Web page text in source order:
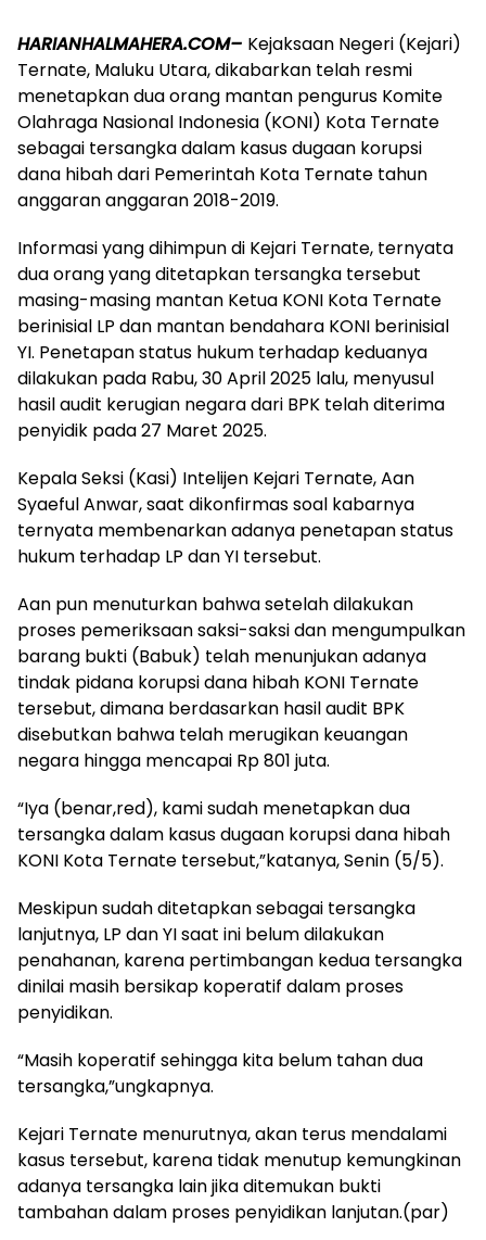
HARIANHALMAHERA.COM– Kejaksaan Negeri (Kejari)
Ternate, Maluku Utara, dikabarkan telah resmi
menetapkan dua orang mantan pengurus Komite
Olahraga Nasional Indonesia (KONI) Kota Ternate
sebagai tersangka dalam kasus dugaan korupsi
dana hibah dari Pemerintah Kota Ternate tahun
anggaran anggaran 2018-2019.
Informasi yang dihimpun di Kejari Ternate, ternyata
dua orang yang ditetapkan tersangka tersebut
masing-masing mantan Ketua KONI Kota Ternate
berinisial LP dan mantan bendahara KONI berinisial
YI. Penetapan status hukum terhadap keduanya
dilakukan pada Rabu, 30 April 2025 lalu, menyusul
hasil audit kerugian negara dari BPK telah diterima
penyidik pada 27 Maret 2025.
Kepala Seksi (Kasi) Intelijen Kejari Ternate, Aan
Syaeful Anwar, saat dikonfirmas soal kabarnya
ternyata membenarkan adanya penetapan status
hukum terhadap LP dan YI tersebut.
Aan pun menuturkan bahwa setelah dilakukan
proses pemeriksaan saksi-saksi dan mengumpulkan
barang bukti (Babuk) telah menunjukan adanya
tindak pidana korupsi dana hibah KONI Ternate
tersebut, dimana berdasarkan hasil audit BPK
disebutkan bahwa telah merugikan keuangan
negara hingga mencapai Rp 801 juta.
“Iya (benar,red), kami sudah menetapkan dua
tersangka dalam kasus dugaan korupsi dana hibah
KONI Kota Ternate tersebut,”katanya, Senin (5/5).
Meskipun sudah ditetapkan sebagai tersangka
lanjutnya, LP dan YI saat ini belum dilakukan
penahanan, karena pertimbangan kedua tersangka
dinilai masih bersikap koperatif dalam proses
penyidikan.
“Masih koperatif sehingga kita belum tahan dua
tersangka,”ungkapnya.
Kejari Ternate menurutnya, akan terus mendalami
kasus tersebut, karena tidak menutup kemungkinan
adanya tersangka lain jika ditemukan bukti
tambahan dalam proses penyidikan lanjutan.(par)